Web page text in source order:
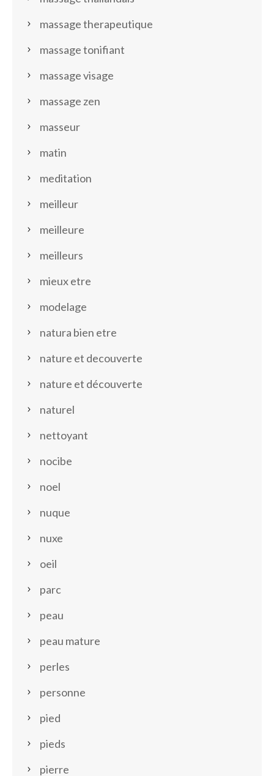
massage therapeutique
massage tonifiant
massage visage
massage zen
masseur
matin
meditation
meilleur
meilleure
meilleurs
mieux etre
modelage
natura bien etre
nature et decouverte
nature et découverte
naturel
nettoyant
nocibe
noel
nuque
nuxe
oeil
parc
peau
peau mature
perles
personne
pied
pieds
pierre